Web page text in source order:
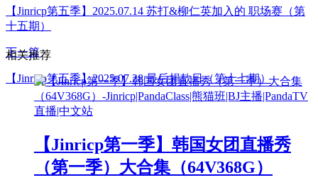
【Jinricp第五季】2025.07.14 苏打&柳仁英加入的 职场赛（第
十五期）
下一篇
【Jinricp第五季】2025.07.28 最后捐款日（第十七期）
相关推荐
【Jinricp第一季】韩国女团直播秀
（第一季）大合集（64V368G）